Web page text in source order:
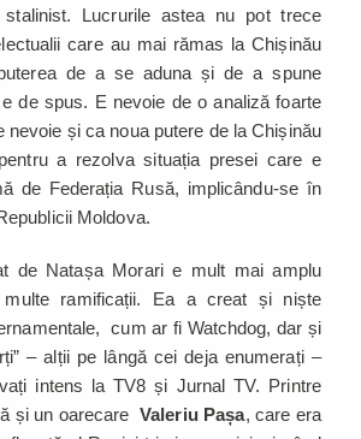
stalinist. Lucrurile astea nu pot trece
care au mai rămas la Chișinău
de a se aduna și de a spune
de spus. E nevoie de o analiză foarte
nevoie și ca noua putere de la Chișinău
a rezolva situația presei care e
de Federația Rusă, implicându-se în
Moldova.
de Natașa Morari e mult mai amplu
ramificații. Ea a creat și niște
cum ar fi Watchdog, dar și
– alții pe lângă cei deja enumerați –
intens la TV8 și Jurnal TV. Printre
și un oarecareValeriu Pașa, care era